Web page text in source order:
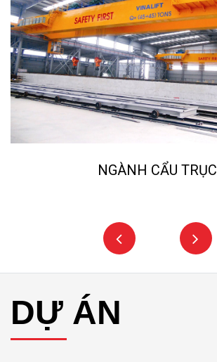
NGÀNH CẨU TRỤC
DỰ ÁN